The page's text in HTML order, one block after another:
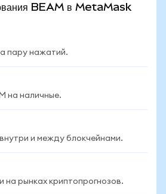
BEAM в MetaMask
пару нажатий.
на наличные.
внутри и между блокчейнами.
и на рынках криптопрогнозов.